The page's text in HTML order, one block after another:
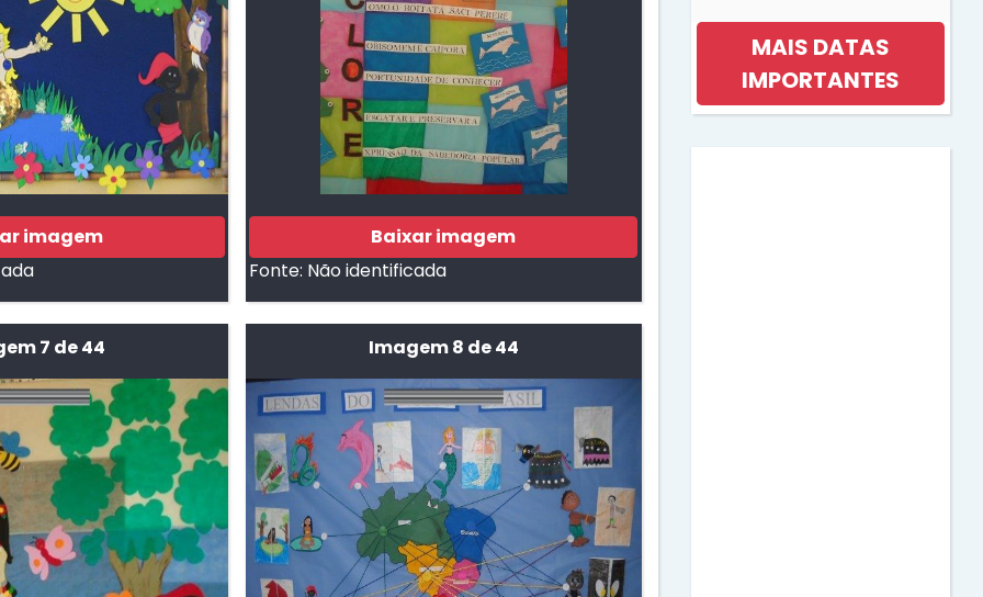
imagem
Baixar imagem
Fonte: Não identificada
7 de 44 Imagem 8 de 44
MAIS DATAS
IMPORTANTES